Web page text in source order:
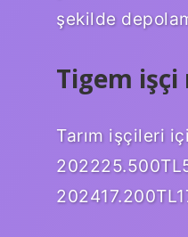
şekilde
Tigem işçi
Tarım işçileri